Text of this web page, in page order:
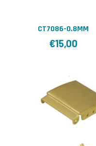
CT7086-0.8MM
€15,00